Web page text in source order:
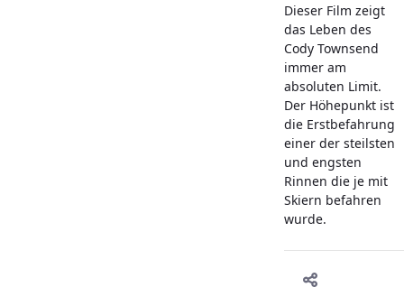
Dieser Film zeigt
das Leben des
Cody Townsend
immer am
absoluten Limit.
Der Höhepunkt ist
die Erstbefahrung
einer der steilsten
und engsten
Rinnen die je mit
Skiern befahren
wurde.